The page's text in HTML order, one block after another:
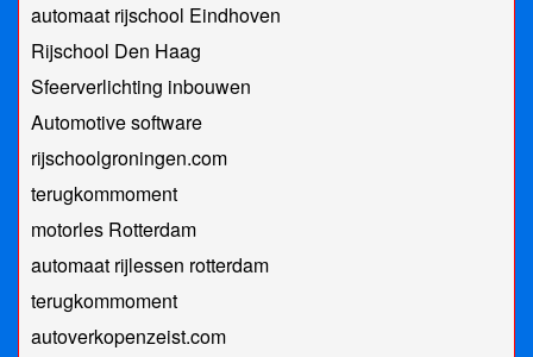
automaat rijschool Eindhoven
Rijschool Den Haag
Sfeerverlichting inbouwen
Automotive software
rijschoolgroningen.com
terugkommoment
motorles Rotterdam
automaat rijlessen rotterdam
terugkommoment
autoverkopenzeist.com